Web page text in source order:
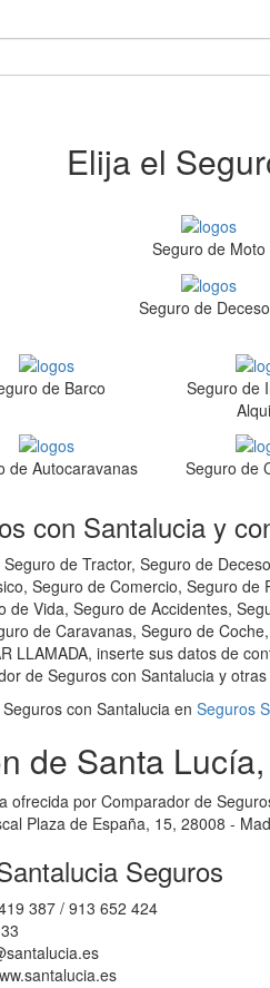
Elija el
Seguro de Moto
Seguro de
de Barco
Seguro de
de Autocaravanas Seguro de
con Santalucia y
de Tractor, Seguro de
Seguro de Comercio, Seguro
de Vida, Seguro de Accidentes,
de Caravanas, Seguro de
LLAMADA, inserte sus datos de
de Seguros con Santalucia y
con Santalucia en Seguros
de Santa
ofrecida por Comparador de
Plaza de España, 15, 28008 -
Seguros
387 / 913 652 424